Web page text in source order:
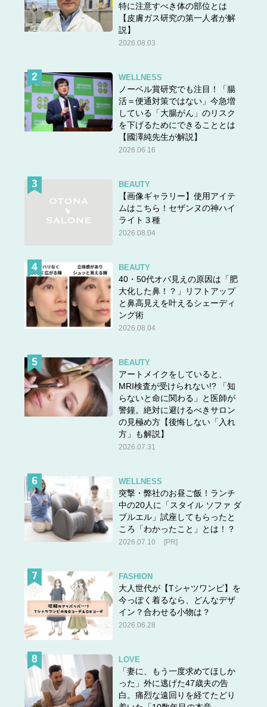
特に注意すべき体の部位とは
【皮膚ガス研究の第一人者が解
説】
2026.08.03
WELLNESS
ノーベル賞研究でも注目！「腸
活＝便通対策ではない」今急増
している「大腸がん」のリスク
を下げるためにできることとは
【國澤純先生が解説】
2026.06.16
BEAUTY
【画像ギャラリー】使用アイテ
ムはこちら！セザンヌの神ハイ
ライト３種
2026.08.04
BEAUTY
40・50代オバ見えの原因は「肥
大化した鼻！？」リフトアップ
と鼻高見えを叶えるシェーディ
ング術
2026.08.04
BEAUTY
アートメイクをしていると、
MRI検査が受けられない!? 「知
らないと命に関わる」と医師が
警鐘。絶対に避けるべきサロン
の見極め方【後悔しない「入れ
方」も解説】
2026.07.31
WELLNESS
突撃・弊社のお昼ご飯！ランチ
中の20人に「スタイル ソファ ダ
ブルエル」試座してもらったと
ころ「わかったこと」とは！？
2026.07.10 [PR]
FASHION
大人世代が【Tシャツワンピ】を
今っぽく着るなら、どんなデザ
イン？合わせる小物は？
2026.06.28
LOVE
「妻に、もう一度求めてほしか
った」外に逃げた47歳夫の告
白。痛烈な遠回りを経てたどり